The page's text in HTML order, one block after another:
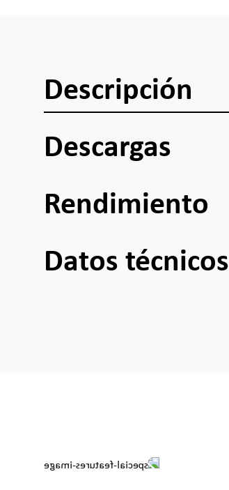
Descripción
Descargas
Rendimiento
Datos técnicos